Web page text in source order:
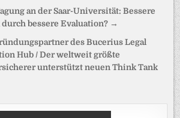
an der Saar-Universität: Bessere
bessere Evaluation? →
des Bucerius Legal
Hub / Der weltweit größte
unterstützt neuen Think Tank